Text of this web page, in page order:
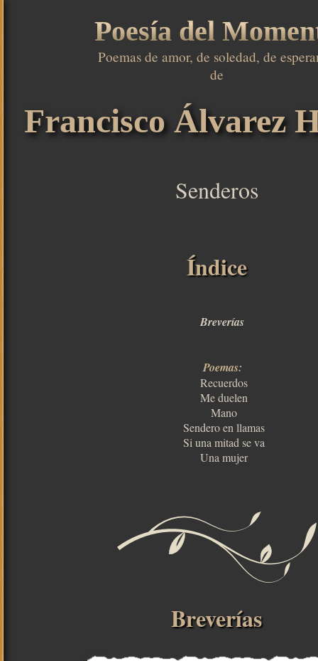
Poesía del
Poemas de amor, de soledad, de
de
Francisco Álvarez
Senderos
Índice
Breverías
Poemas:
Recuerdos
Me duelen
Mano
Sendero en llamas
Si una mitad se va
Una mujer
Breverías